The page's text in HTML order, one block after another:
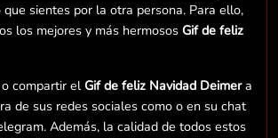
sientes por la otra persona. Para ello,
los mejores y más hermosos Gif de feliz
compartir elGif de feliz Navidad Deimera
de sus redes sociales como o en su chat
Además, la calidad de todos estos